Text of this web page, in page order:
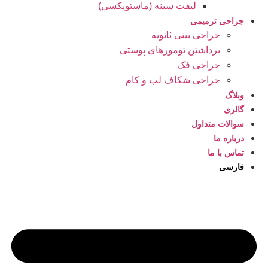
لیفت سینه (ماستوپکسی)
جراحی ترمیمی
جراحی بینی ثانویه
برداشتن تومورهای پوستی
جراحی فک
جراحی شکاف لب و کام
وبلاگ
گالری
سوالات متداول
درباره ما
تماس با ما
فارسی